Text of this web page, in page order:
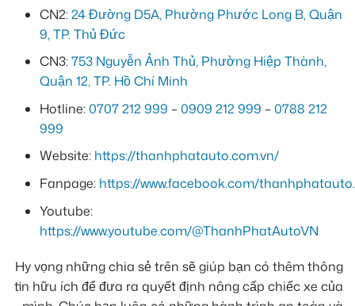
CN2:24 Đường D5A, Phường Phước Long B, Quận
9, TP. Thủ Đức
CN3:753 Nguyễn Ảnh Thủ, Phường Hiệp Thành,
Quận 12, TP. Hồ Chí Minh
Hotline:0707 212 999 –0909 212 999 –0788 212
999
Website: https://thanhphatauto.com.vn/
Fanpage: https://www.facebook.com/
Youtube:
https://www.youtube.com/@ThanhPhatAutoVN
Hy vọng những chia sẻ trên sẽ giúp bạn có thêm thông
tin hữu ích để đưa ra quyết định nâng cấp chiếc xe của